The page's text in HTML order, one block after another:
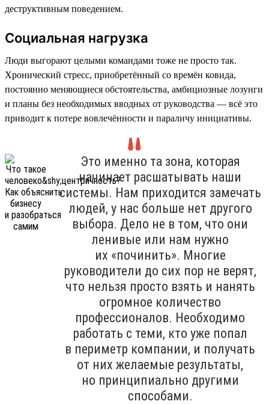
деструктивным поведением.
Социальная нагрузка
Люди выгорают целыми командами тоже не просто так.
Хронический стресс, приобретённый со времён ковида,
постоянно меняющиеся обстоятельства, амбициозные лозунги
и планы без необходимых вводных от руководства — всё это
приводит к потере вовлечённости и параличу инициативы.
Это именно та зона, которая
начинает расшатывать наши
системы. Нам приходится замечать
людей, у нас больше нет другого
выбора. Дело не в том, что они
ленивые или нам нужно
их «починить». Многие
руководители до сих пор не верят,
что нельзя просто взять и нанять
огромное количество
профессионалов. Необходимо
работать с теми, кто уже попал
в периметр компании, и получать
от них желаемые результаты,
но принципиально другими
способами.